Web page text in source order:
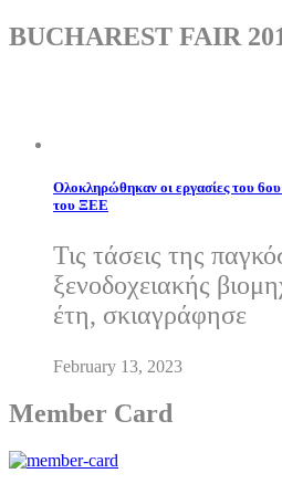
BUCHAREST FAIR
Ολοκληρώθηκαν οι εργασίες του
του ΞΕΕ
Τις τάσεις της
ξενοδοχειακής
έτη, σκιαγράφησε
February 13, 2023
Member Card